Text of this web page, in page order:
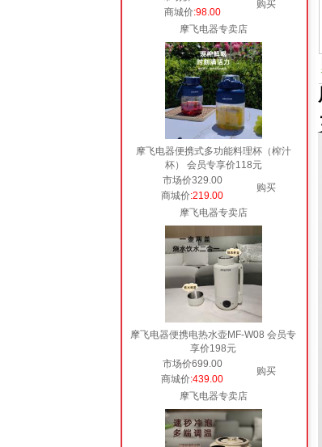
购买
商城价:98.00
摩飞电器专卖店
摩飞电器便携式多功能料理杯（榨汁
杯） 会员专享价118元
市场价329.00
购买
商城价:219.00
摩飞电器专卖店
摩飞电器便携电热水壶MF-W08 会员专
享价198元
市场价699.00
购买
商城价:439.00
摩飞电器专卖店